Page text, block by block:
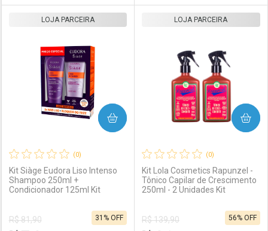
Laboratório
Por Menos
Comprar sem Desconto
Laboratório
Por Menos
Comprar sem Desconto
(0)
Kit Siàge Eudora Liso Intenso
Shampoo 250ml +
Condicionador 125ml Kit
LOJA PARCEIRA
R$ 81,90
31% OFF
COMPRAR
(0)
Kit Lola Cosmetics Rapunzel -
Tônico Capilar de Crescimento
250ml - 2 Unidades Kit
LOJA PARCEIRA
R$ 139,90
56% OFF
COMPRAR